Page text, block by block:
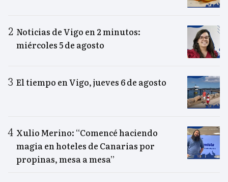
Noticias de Vigo en 2 minutos:
miércoles 5 de agosto
El tiempo en Vigo, jueves 6 de agosto
Xulio Merino: “Comencé haciendo
magia en hoteles de Canarias por
propinas, mesa a mesa”